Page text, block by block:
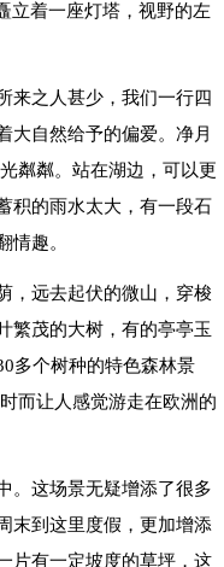
立着一座灯塔，视野的左
来之人甚少，我们一行四
大自然给予的偏爱。净月
粼粼。站在湖边，可以更
积的雨水太大，有一段石
趣。
，远去起伏的微山，穿梭
繁茂的大树，有的亭亭玉
多个树种的特色森林景
而让人感觉游走在欧洲的
。这场景无疑增添了很多
末到这里度假，更加增添
片有一定坡度的草坪，这